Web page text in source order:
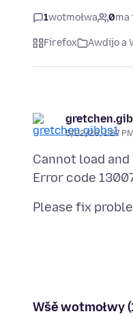
1wotmołwa 0ma
Firefox Awdijo a
5/22/26, 1:27 PM
Cannot load
Wšě wotmołwy